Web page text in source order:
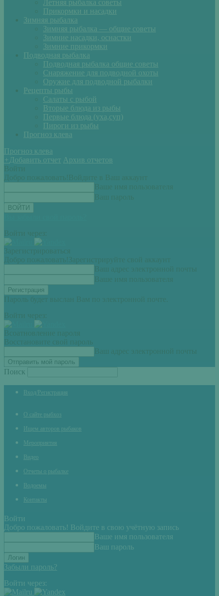
Летняя рыбалка советы
Прикормки и насадки
Зимняя рыбалка
Зимняя рыбалка — общие советы
Зимние насадки, оснастки
Зимние прикормки
Подводная рыбалка
Подводная рыбалка общие советы
Снаряжение для подводной охоты
Оружие для подводной рыбалки
Рецепты рыбы
Салаты с рыбой
Вторые блюда из рыбы
Первые блюда (уха,суп)
Пироги из рыбы
Прогноз клева
Прогноз клева
+ Добавить отчет Архив отчетов
Войти
Добро пожаловать! Войдите в Ваш аккаунт
Ваше имя пользователя
Ваш пароль
Войти через:
Зарегистрироваться
Добро пожаловать! Зарегистрируйте свой аккаунт
Ваш адрес электронной почты
Ваше имя пользователя
Пароль будет выслан Вам по электронной почте.
Войти через:
Всоатновление пароля
Восстановите свой пароль
Ваш адрес электронной почты
Поиск
Вход/Регистрация
О сайте рыбхоз
Ищем авторов рыбаков
Мероприятия
Видео
Отчеты о рыбалке
Водоемы
Контакты
Войти
Добро пожаловать! Войдите в свою учётную запись
Ваше имя пользователя
Ваш пароль
Забыли пароль?
Войти через: